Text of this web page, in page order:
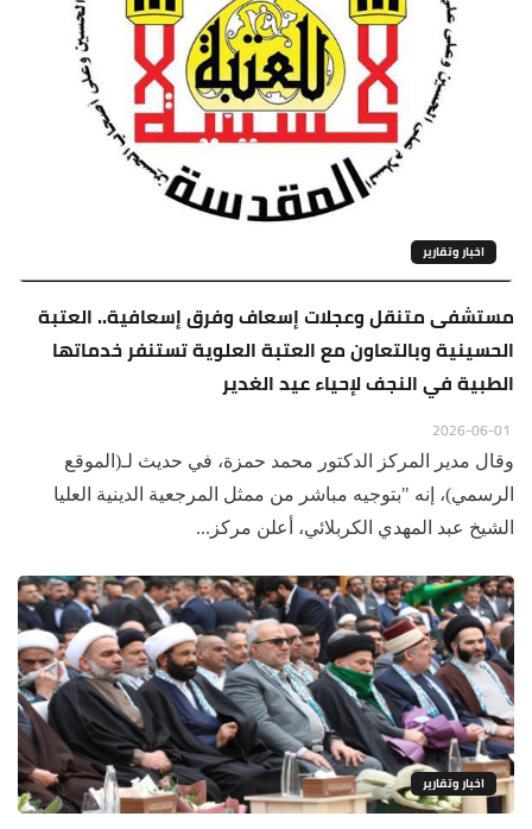
اخبار وتقارير
مستشفى متنقل وعجلات إسعاف وفرق إسعافية.. العتبة
الحسينية وبالتعاون مع العتبة العلوية تستنفر خدماتها
الطبية في النجف لإحياء عيد الغدير
وقال مدير المركز الدكتور محمد حمزة، في حديث لـ(الموقع
الرسمي)، إنه "بتوجيه مباشر من ممثل المرجعية الدينية العليا
الشيخ عبد المهدي الكربلائي، أعلن مركز...
اخبار وتقارير